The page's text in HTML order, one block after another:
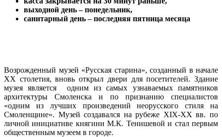
выходной день – понедельник,
санитарный день – последняя пятница месяца
Возрожденный музей «Русская старина», созданный в начале
XX столетия, вновь открыл двери для посетителей. Здание
музея является одним из самых узнаваемых памятников
архитектуры Смоленска и по признанию специалистов
«одним из лучших произведений неорусского стиля на
Смоленщине». Музей создавался на рубеже XIX-XX вв. по
личной инициативе княгини М.К. Тенишевой и стал первым
общественным музеем в городе.